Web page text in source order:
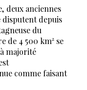
deux anciennes
disputent depuis
du
de 4 500 km² se
majorité
comme faisant